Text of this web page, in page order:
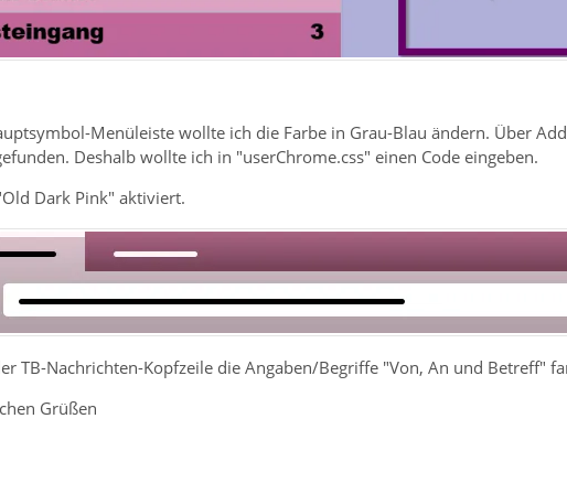
Menüleiste wollte ich die Farbe in Grau-Blau ändern. Über
Deshalb wollte ich in "userChrome.css" einen Code eingeben.
Dark Pink" aktiviert.
TB-Nachrichten-Kopfzeile die Angaben/Begriffe "Von, An und Betreff"
Grüßen